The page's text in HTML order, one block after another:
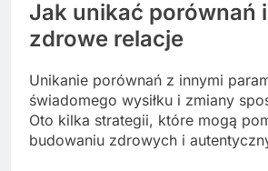
Jak unikać porównań
zdrowe relacje
Unikanie porównań z innymi
świadomego wysiłku i zmiany
Oto kilka strategii, które mogą
budowaniu zdrowych i